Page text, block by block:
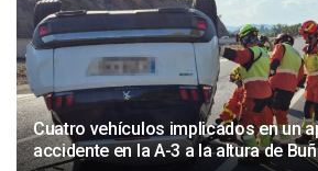
Cuatro vehículos implicados en un
accidente en la A-3 a la altura de